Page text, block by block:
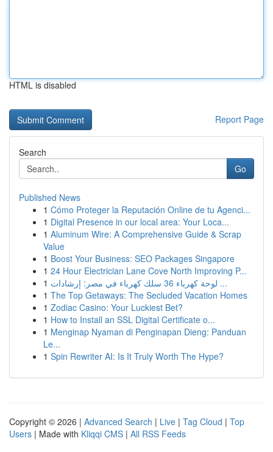
HTML is disabled
Report Page
Search
Go
Published News
1 Cómo Proteger la Reputación Online de tu Agenci...
1 Digital Presence in our local area: Your Loca...
1 Aluminum Wire: A Comprehensive Guide & Scrap
Value
1 Boost Your Business: SEO Packages Singapore
1 24 Hour Electrician Lane Cove North Improving P...
1
لوحة كهرباء 36 سلك كهرباء في مصر: إرشادات ...
1 The Top Getaways: The Secluded Vacation Homes
1 Zodiac Casino: Your Luckiest Bet?
1 How to Install an SSL Digital Certificate o...
1 Menginap Nyaman di Penginapan Dieng: Panduan
Le...
1 Spin Rewriter AI: Is It Truly Worth The Hype?
Copyright © 2026 | Advanced Search | Live | Tag Cloud | Top
Users | Made with Kliqqi CMS | All RSS Feeds